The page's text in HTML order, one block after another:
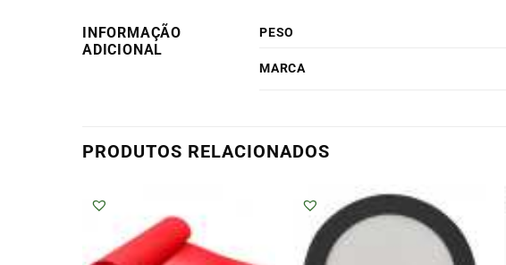
INFORMAÇÃO
ADICIONAL
PESO
MARCA
PRODUTOS RELACIONADOS